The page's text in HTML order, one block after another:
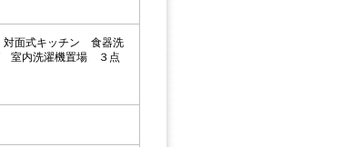
面式キッチン 食器洗
室内洗濯機置場 ３点